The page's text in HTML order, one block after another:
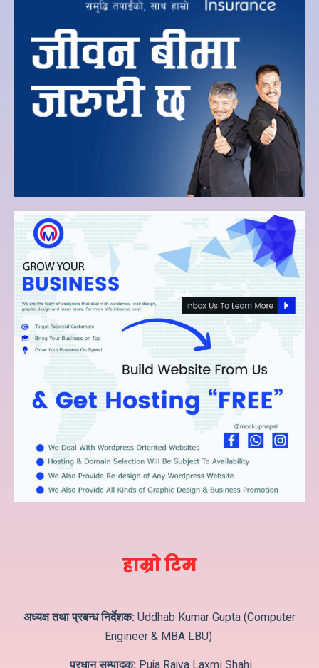
हाम्रो टिम
अध्यक्ष तथा प्रबन्ध निर्देशक: Uddhab Kumar Gupta (Computer
Engineer & MBA LBU)
प्रधान सम्पादक: Puja Rajya Laxmi Shahi